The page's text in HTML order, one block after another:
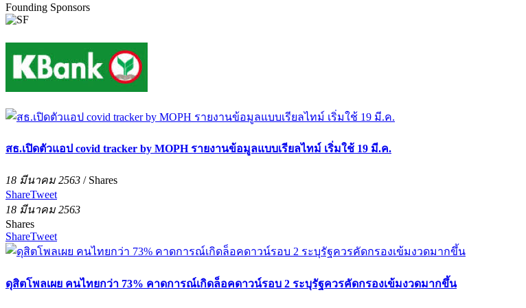
Founding Sponsors
สธ.เปิดตัวแอป covid tracker by MOPH รายงานข้อมูลแบบเรียลไทม์ เริ่มใช้ 19 มี.ค.
18 มีนาคม 2563 / Shares
ShareTweet
18 มีนาคม 2563
Shares
ShareTweet
ดุสิตโพลเผย คนไทยกว่า 73% คาดการณ์เกิดล็อคดาวน์รอบ 2 ระบุรัฐควรคัดกรองเข้มงวดมากขึ้น